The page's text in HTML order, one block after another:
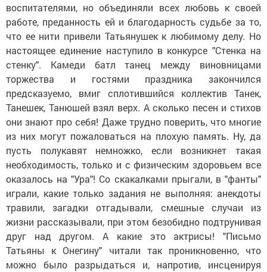
воспитателями, но объединяли всех любовь к своей
работе, преданность ей и благодарность судьбе за то,
что ее нити привели Татьянушек к любимому делу. Но
настоящее единение наступило в конкурсе "Стенка на
стенку". Камеди батл танец между виновницами
торжества и гостями праздника закончился
предсказуемо, вмиг сплотившийся коллектив Танек,
Танешек, Танюшей взял верх. А сколько песен и стихов
они знают про себя! Даже трудно поверить, что многие
из них могут пожаловаться на плохую память. Ну, да
пусть полукавят немножко, если возникнет такая
необходимость, только и с физическим здоровьем все
оказалось на "Ура"! Со скакалками прыгали, в "фанты"
играли, какие только задания не выполняя: анекдоты
травили, загадки отгадывали, смешные случаи из
жизни рассказывали, при этом безобидно подтрунивая
друг над другом. А какие это актрисы! "Письмо
Татьяны к Онегину" читали так проникновенно, что
можно было разрыдаться и, напротив, инсценируя